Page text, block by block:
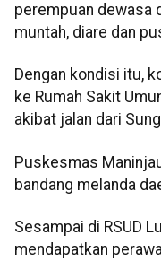
perempuan dewasa
muntah, diare dan
Dengan kondisi itu,
ke Rumah Sakit
akibat jalan dari
Puskesmas
bandang melanda
Sesampai di RSUD
mendapatkan